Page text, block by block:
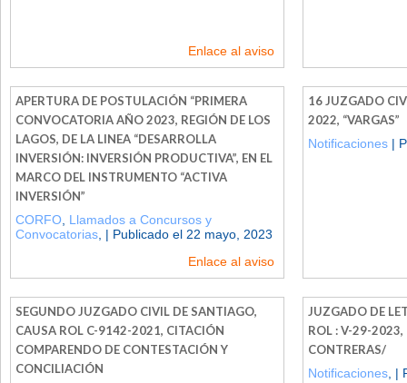
Enlace al aviso
APERTURA DE POSTULACIÓN “PRIMERA
CONVOCATORIA AÑO 2023, REGIÓN DE LOS
LAGOS, DE LA LINEA “DESARROLLA
INVERSIÓN: INVERSIÓN PRODUCTIVA”, EN EL
MARCO DEL INSTRUMENTO “ACTIVA
INVERSIÓN”
CORFO Llamados a Concursos y
Convocatorias , | Publicado el 22 mayo, 2023
Enlace al aviso
16 JUZGADO
2022, “VARGAS”
Notificaciones |
SEGUNDO JUZGADO CIVIL DE SANTIAGO,
CAUSA ROL C-9142-2021, CITACIÓN
COMPARENDO DE CONTESTACIÓN Y
CONCILIACIÓN
JUZGADO DE
ROL : V-29-2023,
CONTRERAS/
Notificaciones ,